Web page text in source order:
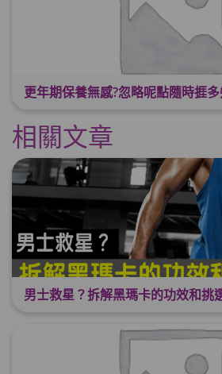
相關文章
男士救星？拆解黑瑪卡的功效和挑